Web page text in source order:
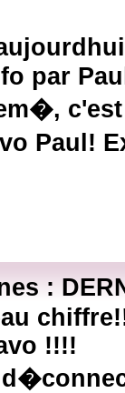
par
Paul!
:
!!!!